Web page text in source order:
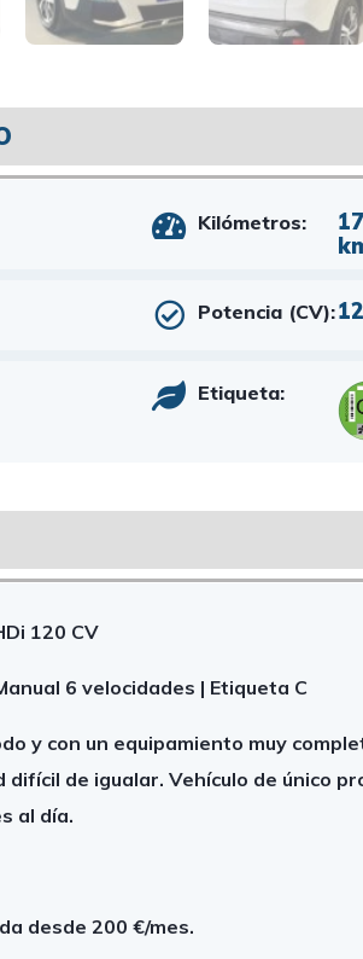
Kilómetros:
Potencia (CV):
Etiqueta:
120 CV
6 velocidades | Etiqueta C
y con un equipamiento muy
de igualar. Vehículo de único
al día.
desde 200 €/mes.